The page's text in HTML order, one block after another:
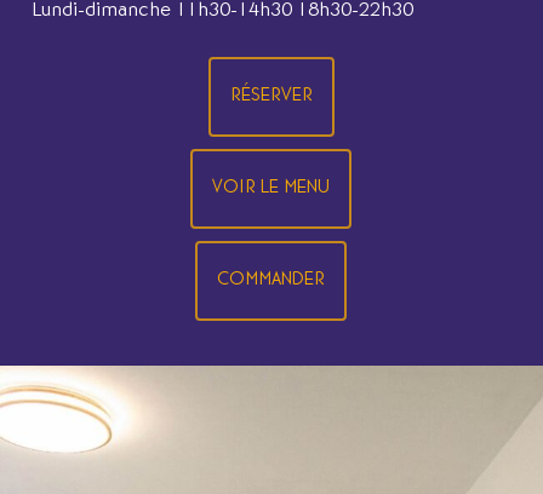
Lundi-dimanche 11h30-14h30 18h30-22h30
RÉSERVER
VOIR LE MENU
COMMANDER